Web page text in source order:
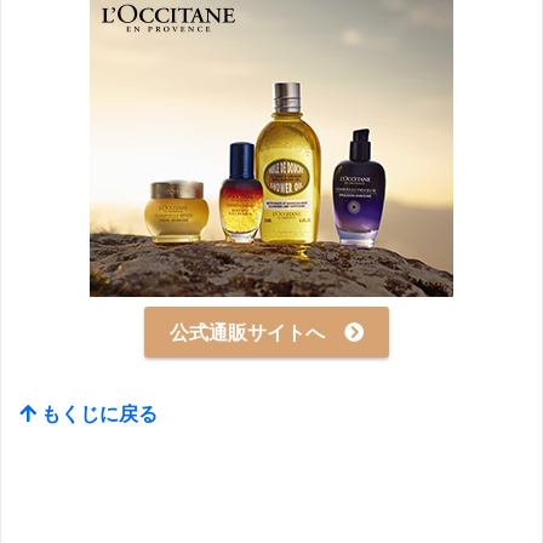
公式通販サイトへ
もくじに戻る